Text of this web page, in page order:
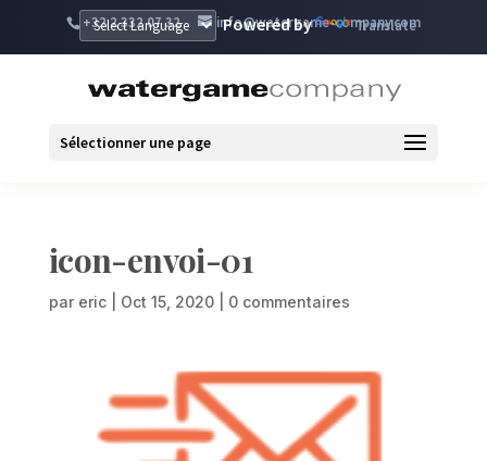
+32 2 332 07 32 info@watergame-company.com
Powered by Translate
Sélectionner une page
icon-envoi-01
par eric| Oct 15, 2020| 0 commentaires